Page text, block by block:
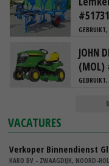
GEBRUIKT,
JOHN
(MOL)
GEBRUIKT,
VACATURES
Verkoper Binnendienst
KARO BV - ZWAAGDIJK, NOORD-